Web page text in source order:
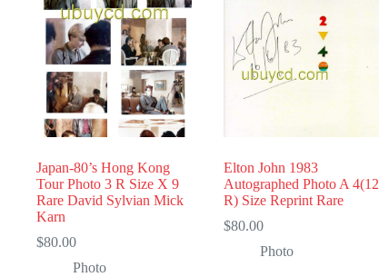
Japan-80’s Hong Kong
Tour Photo 3 R Size X 9
Rare David Sylvian Mick
Karn
$80.00
Photo
Elton John 1983
Autographed Photo A 4(12
R) Size Reprint Rare
$80.00
Photo